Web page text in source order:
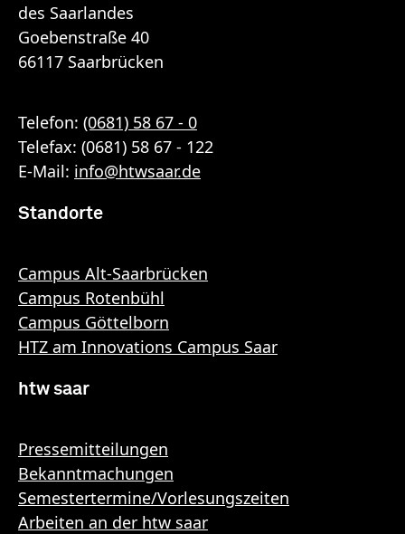
des Saarlandes
Goebenstraße 40
66117 Saarbrücken
Telefon: (0681) 58 67 - 0
Telefax: (0681) 58 67 - 122
E-Mail: info@htwsaar.de
Standorte
Campus Alt-Saarbrücken
Campus Rotenbühl
Campus Göttelborn
HTZ am Innovations Campus Saar
htw saar
Pressemitteilungen
Bekanntmachungen
Semestertermine/Vorlesungszeiten
Arbeiten an der htw saar